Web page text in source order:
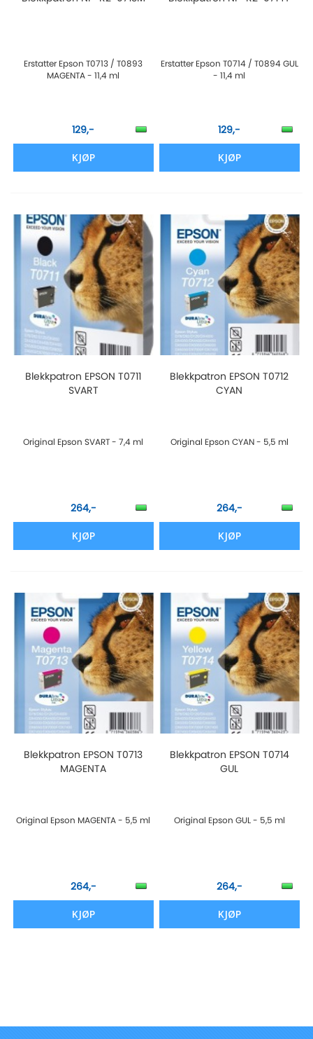
Erstatter Epson T0713 / T0893
MAGENTA - 11,4 ml
129,-
KJØP
Erstatter Epson T0714 / T0894 GUL
- 11,4 ml
129,-
KJØP
Blekkpatron EPSON T0711
SVART
Original Epson SVART - 7,4 ml
264,-
KJØP
Blekkpatron EPSON T0712
CYAN
Original Epson CYAN - 5,5 ml
264,-
KJØP
Blekkpatron EPSON T0713
MAGENTA
Original Epson MAGENTA - 5,5 ml
264,-
KJØP
Blekkpatron EPSON T0714
GUL
Original Epson GUL - 5,5 ml
264,-
KJØP